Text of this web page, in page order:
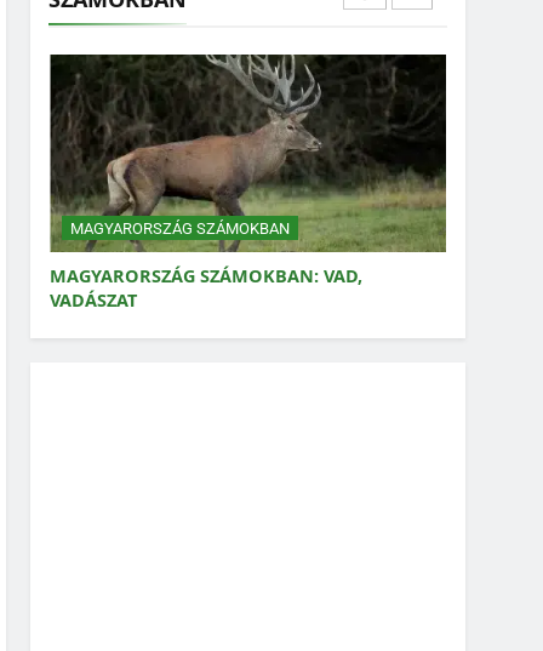
MAGYARORSZÁG SZÁMOKBAN:
ELKERÜLHETŐ HALÁLOZÁSOK
MAGYARORSZÁG SZÁMOKBAN
MAGYARORSZÁG SZÁMOKBAN: VAD,
VADÁSZAT